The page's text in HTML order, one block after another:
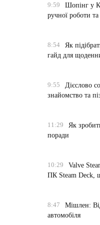
9:59
Шопінг у
ручної роботи
8:54
Як
гайд для
9:55
Дієслово
знайомство та
11:29
Як
поради
10:29
Valve
ПК Steam Deck,
8:47
Мішлен:
автомобіля